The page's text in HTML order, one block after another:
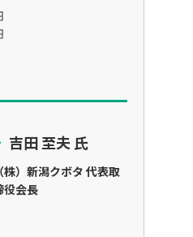
吉田 至夫 氏
（株）新潟クボタ 代表取
役会長